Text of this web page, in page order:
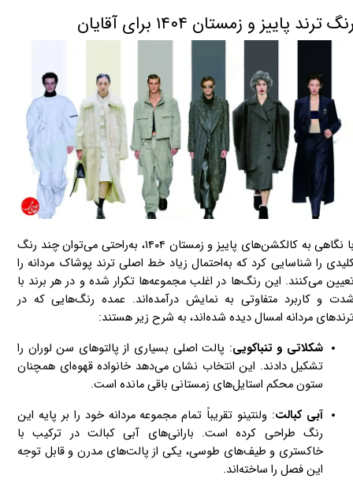
ترند پاییز و زمستان ۱۴۰۴ برای آقایان
با نگاهی به کالکشن‌های پاییز و زمستان ۱۴۰۴، به‌راحتی می‌توان چند رنگ
را شناسایی کرد که به‌احتمال زیاد خط اصلی ترند پوشاک مردانه را
می‌کنند. این رنگ‌ها در اغلب مجموعه‌ها تکرار شده و در هر برند با
و کاربرد متفاوتی به نمایش درآمده‌اند. عمده رنگ‌هایی که در
مردانه امسال دیده شده‌اند، به شرح زیر هستند:
شکلاتی و تنباکویی: پالت اصلی بسیاری از پالتوهای سن لوران را
تشکیل دادند. این انتخاب نشان می‌دهد خانواده قهوه‌ای همچنان
ستون محکم استایل‌های زمستانی باقی مانده است.
آبی کبالت: ولنتینو تقریباً تمام مجموعه مردانه خود را بر پایه این
رنگ طراحی کرده است. بارانی‌های آبی کبالت در ترکیب با
خاکستری و طیف‌های طوسی، یکی از پالت‌های مدرن و قابل توجه
این فصل را ساخته‌اند.